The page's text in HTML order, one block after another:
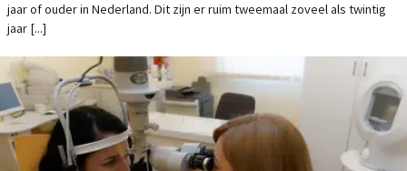
jaar of ouder in Nederland. Dit zijn er ruim tweemaal zoveel als twintig
jaar [...]